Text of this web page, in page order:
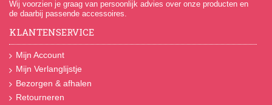
Wij voorzien je graag van persoonlijk advies over onze producten en
de daarbij passende accessoires.
KLANTENSERVICE
Mijn Account
Mijn Verlanglijstje
Bezorgen & afhalen
Retourneren